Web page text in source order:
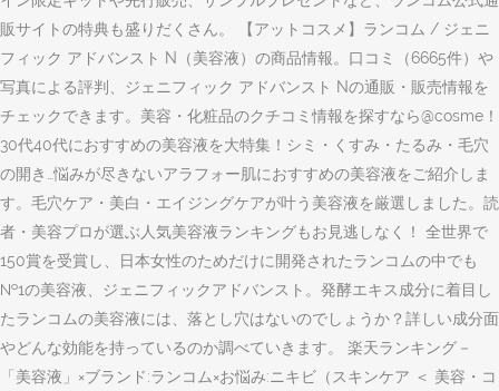
販サイトの特典も盛りだくさん。 【アットコスメ】ランコム / ジェニ
フィック アドバンスト N（美容液）の商品情報。口コミ（6665件）や
写真による評判、ジェニフィック アドバンスト Nの通販・販売情報を
チェックできます。美容・化粧品のクチコミ情報を探すなら@cosme！
30代40代におすすめの美容液を大特集！シミ・くすみ・たるみ・毛穴
の開き…悩みが尽きないアラフォー肌におすすめの美容液をご紹介しま
す。毛穴ケア・美白・エイジングケアが叶う美容液を厳選しました。読
者・美容プロが選ぶ人気美容液ランキングもお見逃しなく！ 全世界で
150賞を受賞し、日本女性のためだけに開発されたランコムの中でも
№1の美容液、ジェニフィックアドバンスト。発酵エキス成分に着目し
たランコムの美容液には、落とし穴はないのでしょうか？詳しい成分面
やどんな効能を持っているのか調べていきます。 楽天ランキング－
「美容液」×ブランド:ランコム×お悩み:ニキビ（スキンケア ＜ 美容・コ